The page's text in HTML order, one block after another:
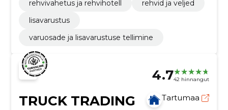
rehvivahetus ja rehvihotell
rehvid ja veljed
lisavarustus
varuosade ja lisavarustuse tellimine
4.742 hinnangut
TRUCK TRADING
Tartumaa